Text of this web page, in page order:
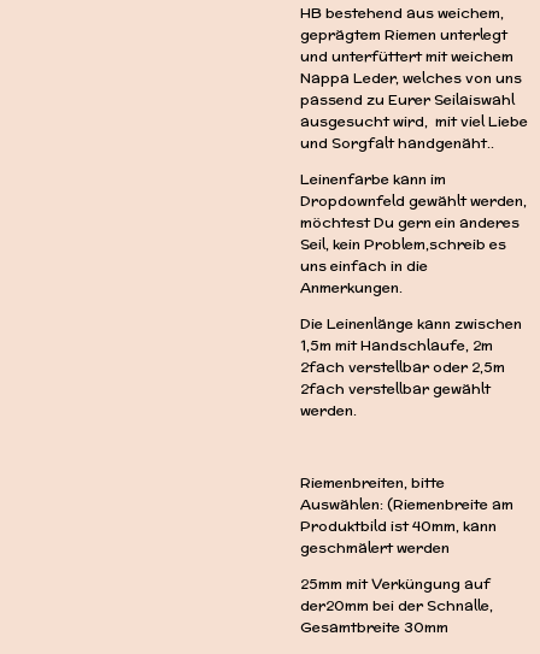
HB bestehend aus weichem,
geprägtem Riemen unterlegt
und unterfüttert mit weichem
Nappa Leder, welches von uns
passend zu Eurer Seilaiswahl
ausgesucht wird, mit viel Liebe
und Sorgfalt handgenäht..
Leinenfarbe kann im
Dropdownfeld gewählt werden,
möchtest Du gern ein anderes
Seil, kein Problem,schreib es
uns einfach in die
Anmerkungen.
Die Leinenlänge kann zwischen
1,5m mit Handschlaufe, 2m
2fach verstellbar oder 2,5m
2fach verstellbar gewählt
werden.
Riemenbreiten, bitte
Auswählen: (Riemenbreite am
Produktbild ist 40mm, kann
geschmälert werden
25mm mit Verküngung auf
der20mm bei der Schnalle,
Gesamtbreite 30mm